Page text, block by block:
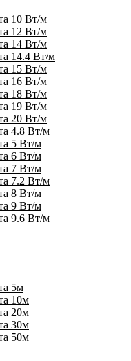
10 Вт/м
12 Вт/м
14 Вт/м
14.4 Вт/м
15 Вт/м
16 Вт/м
18 Вт/м
19 Вт/м
20 Вт/м
4.8 Вт/м
5 Вт/м
6 Вт/м
7 Вт/м
7.2 Вт/м
8 Вт/м
9 Вт/м
9.6 Вт/м
5м
10м
20м
30м
50м